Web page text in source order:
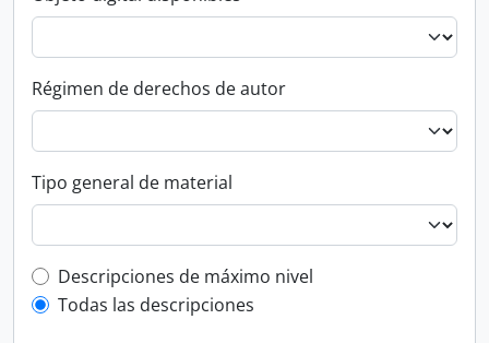
Régimen de derechos de autor
Tipo general de material
Top-level description filter
Descripciones de máximo nivel
Todas las descripciones